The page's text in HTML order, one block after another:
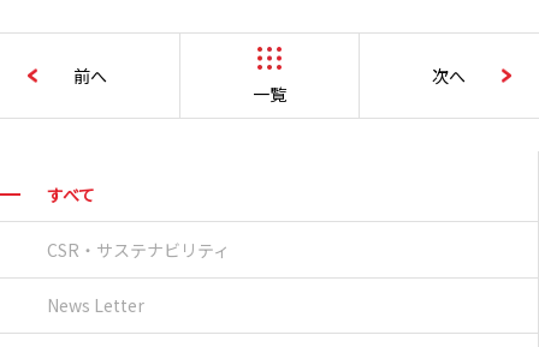
すべて
CSR・サステナビリティ
News Letter
前へ
一覧
次へ